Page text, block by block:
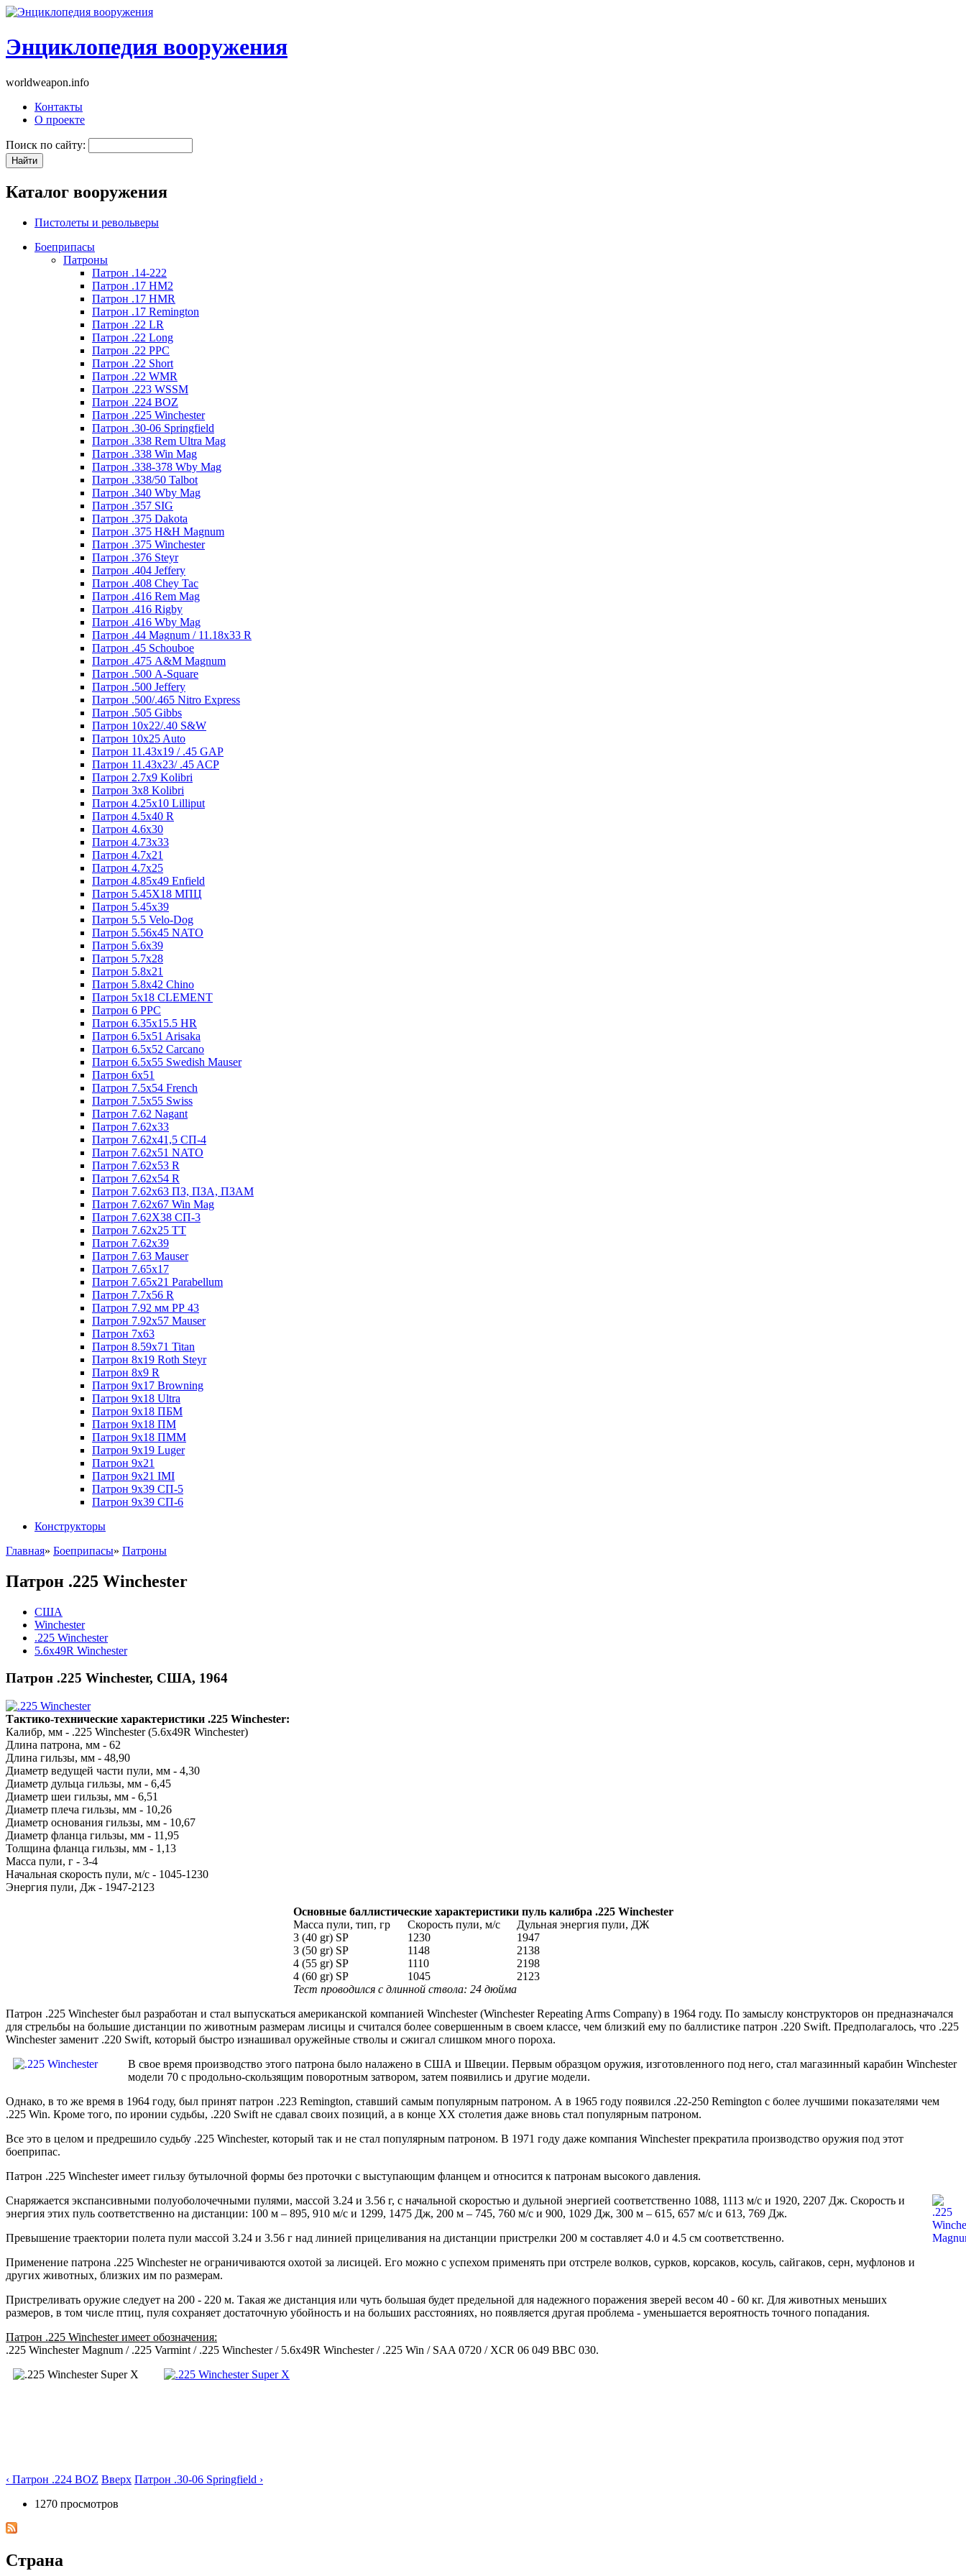
Энциклопедия вооружения
worldweapon.info
Контакты
О проекте
Поиск по сайту:
Каталог вооружения
Пистолеты и револьверы
Боеприпасы
Патроны
Патрон .14-222
Патрон .17 HM2
Патрон .17 HMR
Патрон .17 Remington
Патрон .22 LR
Патрон .22 Long
Патрон .22 PPC
Патрон .22 Short
Патрон .22 WMR
Патрон .223 WSSM
Патрон .224 BOZ
Патрон .225 Winchester
Патрон .30-06 Springfield
Патрон .338 Rem Ultra Mag
Патрон .338 Win Mag
Патрон .338-378 Wby Mag
Патрон .338/50 Talbot
Патрон .340 Wby Mag
Патрон .357 SIG
Патрон .375 Dakota
Патрон .375 H&H Magnum
Патрон .375 Winchester
Патрон .376 Steyr
Патрон .404 Jeffery
Патрон .408 Chey Tac
Патрон .416 Rem Mag
Патрон .416 Rigby
Патрон .416 Wby Mag
Патрон .44 Magnum / 11.18x33 R
Патрон .45 Schouboe
Патрон .475 A&M Magnum
Патрон .500 A-Square
Патрон .500 Jeffery
Патрон .500/.465 Nitro Express
Патрон .505 Gibbs
Патрон 10x22/.40 S&W
Патрон 10x25 Auto
Патрон 11.43x19 / .45 GAP
Патрон 11.43x23/ .45 ACP
Патрон 2.7x9 Kolibri
Патрон 3x8 Kolibri
Патрон 4.25x10 Lilliput
Патрон 4.5x40 R
Патрон 4.6x30
Патрон 4.73x33
Патрон 4.7x21
Патрон 4.7x25
Патрон 4.85x49 Enfield
Патрон 5.45X18 МПЦ
Патрон 5.45х39
Патрон 5.5 Velo-Dog
Патрон 5.56х45 NATO
Патрон 5.6х39
Патрон 5.7x28
Патрон 5.8x21
Патрон 5.8x42 Chino
Патрон 5x18 CLEMENT
Патрон 6 PPC
Патрон 6.35x15.5 HR
Патрон 6.5x51 Arisaka
Патрон 6.5x52 Cаrсаnо
Патрон 6.5x55 Swedish Mauser
Патрон 6x51
Патрон 7.5x54 French
Патрон 7.5x55 Swiss
Патрон 7.62 Nagant
Патрон 7.62x33
Патрон 7.62x41,5 СП-4
Патрон 7.62x51 NATO
Патрон 7.62x53 R
Патрон 7.62x54 R
Патрон 7.62x63 ПЗ, ПЗА, ПЗАМ
Патрон 7.62x67 Win Mag
Патрон 7.62Х38 СП-3
Патрон 7.62х25 TT
Патрон 7.62х39
Патрон 7.63 Mauser
Патрон 7.65x17
Патрон 7.65x21 Parabellum
Патрон 7.7x56 R
Патрон 7.92 мм РР 43
Патрон 7.92x57 Mauser
Патрон 7x63
Патрон 8.59x71 Titan
Патрон 8x19 Roth Steyr
Патрон 8x9 R
Патрон 9x17 Browning
Патрон 9x18 Ultra
Патрон 9x18 ПБМ
Патрон 9x18 ПМ
Патрон 9x18 ПММ
Патрон 9x19 Luger
Патрон 9x21
Патрон 9x21 IMI
Патрон 9x39 СП-5
Патрон 9x39 СП-6
Конструкторы
Главная» Боеприпасы» Патроны
Патрон .225 Winchester
США
Winchester
.225 Winchester
5.6x49R Winchester
Патрон .225 Winchester, США, 1964
Тактико-технические характеристики .225 Winchester:
Калибр, мм - .225 Winchester (5.6x49R Winchester)
Длина патрона, мм - 62
Длина гильзы, мм - 48,90
Диаметр ведущей части пули, мм - 4,30
Диаметр дульца гильзы, мм - 6,45
Диаметр шеи гильзы, мм - 6,51
Диаметр плеча гильзы, мм - 10,26
Диаметр основания гильзы, мм - 10,67
Диаметр фланца гильзы, мм - 11,95
Толщина фланца гильзы, мм - 1,13
Масса пули, г - 3-4
Начальная скорость пули, м/с - 1045-1230
Энергия пули, Дж - 1947-2123
Основные баллистические характеристики пуль калибра .225 Winchester
Масса пули, тип, гр
Скорость пули, м/с
Дульная энергия пули, ДЖ
3 (40 gr) SP
1230
1947
3 (50 gr) SP
1148
2138
4 (55 gr) SP
1110
2198
4 (60 gr) SP
1045
2123
Тест проводился с длинной ствола: 24 дюйма
Патрон .225 Winchester был разработан и стал выпускаться американской компанией Winchester (Winchester Repeating Arms Company) в 1964 году. По замыслу конструкторов он предназначался
для стрельбы на большие дистанции по животным размерам лисицы и считался более совершенным в своем классе, чем близкий ему по баллистике патрон .220 Swift. Предполагалось, что .225
Winchester заменит .220 Swift, который быстро изнашивал оружейные стволы и сжигал слишком много пороха.
В свое время производство этого патрона было налажено в США и Швеции. Первым образцом оружия, изготовленного под него, стал магазинный карабин Winchester
модели 70 с продольно-скользящим поворотным затвором, затем появились и другие модели.
Однако, в то же время в 1964 году, был принят патрон .223 Remington, ставший самым популярным патроном. А в 1965 году появился .22-250 Remington с более лучшими показателями чем
.225 Win. Кроме того, по иронии судьбы, .220 Swift не сдавал своих позиций, а в конце ХХ столетия даже вновь стал популярным патроном.
Все это в целом и предрешило судьбу .225 Winchester, который так и не стал популярным патроном. В 1971 году даже компания Winchester прекратила производство оружия под этот
боеприпас.
Патрон .225 Winchester имеет гильзу бутылочной формы без проточки с выступающим фланцем и относится к патронам высокого давления.
Снаряжается экспансивными полуоболочечными пулями, массой 3.24 и 3.56 г, с начальной скоростью и дульной энергией соответственно 1088, 1113 м/с и 1920, 2207 Дж. Скорость и
энергия этих пуль соответственно на дистанции: 100 м – 895, 910 м/с и 1299, 1475 Дж, 200 м – 745, 760 м/с и 900, 1029 Дж, 300 м – 615, 657 м/с и 613, 769 Дж.
Превышение траектории полета пули массой 3.24 и 3.56 г над линией прицеливания на дистанции пристрелки 200 м составляет 4.0 и 4.5 см соответственно.
Применение патрона .225 Winchester не ограничиваются охотой за лисицей. Его можно с успехом применять при отстреле волков, сурков, корсаков, косуль, сайгаков, серн, муфлонов и
других животных, близких им по размерам.
Пристреливать оружие следует на 200 - 220 м. Такая же дистанция или чуть большая будет предельной для надежного поражения зверей весом 40 - 60 кг. Для животных меньших
размеров, в том числе птиц, пуля сохраняет достаточную убойность и на больших расстояниях, но появляется другая проблема - уменьшается вероятность точного попадания.
Патрон .225 Winchester имеет обозначения:
.225 Winchester Magnum / .225 Varmint / .225 Winchester / 5.6x49R Winchester / .225 Win / SAA 0720 / XCR 06 049 BBC 030.
‹ Патрон .224 BOZ Вверх Патрон .30-06 Springfield ›
1270 просмотров
Страна